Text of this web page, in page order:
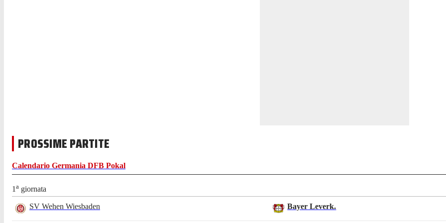
PROSSIME PARTITE
Calendario Germania DFB Pokal
1a giornata
SV Wehen Wiesbaden Bayer Leverk.